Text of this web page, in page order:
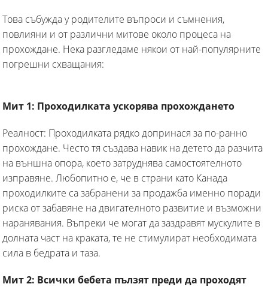
Това събужда у родителите въпроси и съмнения,
повлияни и от различни митове около процеса на
прохождане. Нека разгледаме някои от най-популярните
погрешни схващания:
Мит 1: Проходилката ускорява прохождането
Реалност: Проходилката рядко допринася за по-ранно
прохождане. Често тя създава навик на детето да разчита
на външна опора, което затруднява самостоятелното
изправяне. Любопитно е, че в страни като Канада
проходилките са забранени за продажба именно поради
риска от забавяне на двигателното развитие и възможни
наранявания. Въпреки че могат да заздравят мускулите в
долната част на краката, те не стимулират необходимата
сила в бедрата и таза.
Мит 2: Всички бебета пълзят преди да проходят